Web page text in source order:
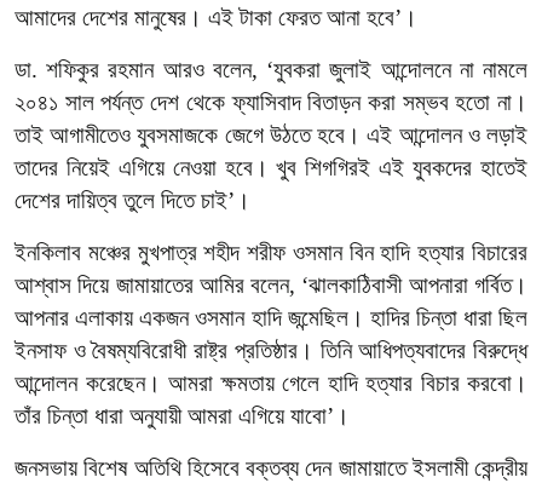
আমাদের দেশের মানুষের। এই টাকা ফেরত আনা হবে’।
ডা.শফিকুর রহমানআরও বলেন, ‘যুবকরা জুলাই আন্দোলনে না নামলে
২০৪১ সাল পর্যন্ত দেশ থেকে ফ্যাসিবাদ বিতাড়ন করা সম্ভব হতো না।
তাই আগামীতেও যুবসমাজকে জেগে উঠতে হবে। এই আন্দোলন ও লড়াই
তাদের নিয়েই এগিয়ে নেওয়া হবে। খুব শিগগিরই এই যুবকদের হাতেই
দেশের দায়িত্ব তুলে দিতে চাই’।
ইনকিলাব মঞ্চের মুখপাত্র শহীদ শরীফ ওসমান বিন হাদি হত্যার বিচারের
আশ্বাস দিয়ে জামায়াতের আমির বলেন, ‘ঝালকাঠিবাসী আপনারা গর্বিত।
আপনার এলাকায় একজন ওসমান হাদি জন্মেছিল। হাদির চিন্তা ধারা ছিল
ইনসাফ ও বৈষম্যবিরোধী রাষ্ট্র প্রতিষ্ঠার। তিনি আধিপত্যবাদের বিরুদ্ধে
আন্দোলন করেছেন। আমরা ক্ষমতায় গেলে হাদি হত্যার বিচার করবো।
তাঁর চিন্তা ধারা অনুযায়ী আমরা এগিয়ে যাবো’।
জনসভায় বিশেষ অতিথি হিসেবে বক্তব্য দেন জামায়াতে ইসলামী কেন্দ্রীয়